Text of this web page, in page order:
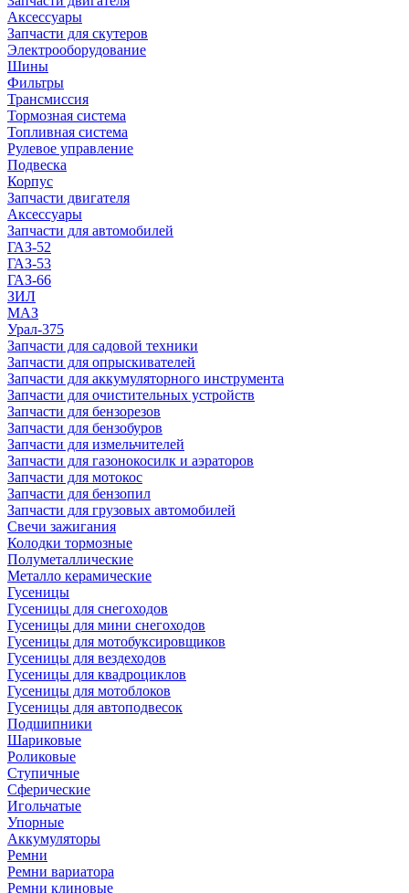
Аксессуары
Запчасти для скутеров
Электрооборудование
Шины
Фильтры
Трансмиссия
Тормозная система
Топливная система
Рулевое управление
Подвеска
Корпус
Запчасти двигателя
Аксессуары
Запчасти для автомобилей
ГАЗ-52
ГАЗ-53
ГАЗ-66
ЗИЛ
МАЗ
Урал-375
Запчасти для садовой техники
Запчасти для опрыскивателей
Запчасти для аккумуляторного инструмента
Запчасти для очистительных устройств
Запчасти для бензорезов
Запчасти для бензобуров
Запчасти для измельчителей
Запчасти для газонокосилк и аэраторов
Запчасти для мотокос
Запчасти для бензопил
Запчасти для грузовых автомобилей
Свечи зажигания
Колодки тормозные
Полуметаллические
Металло керамические
Гусеницы
Гусеницы для снегоходов
Гусеницы для мини снегоходов
Гусеницы для мотобуксировщиков
Гусеницы для вездеходов
Гусеницы для квадроциклов
Гусеницы для мотоблоков
Гусеницы для автоподвесок
Подшипники
Шариковые
Роликовые
Ступичные
Сферические
Игольчатые
Упорные
Аккумуляторы
Ремни
Ремни вариатора
Ремни клиновые